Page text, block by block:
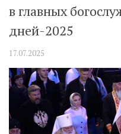
в главных
дней-2025
17.07.2025